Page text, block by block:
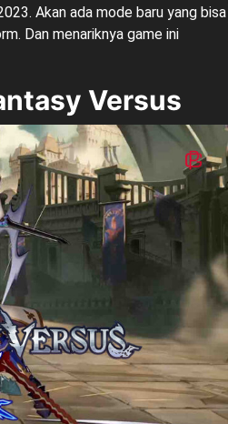
Akan ada mode baru yang bisa
Dan menariknya game ini
Versus